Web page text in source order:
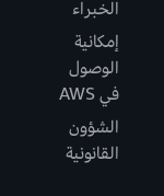
الخبراء
إمكانية
الوصول
في AWS
الشؤون
القانونية